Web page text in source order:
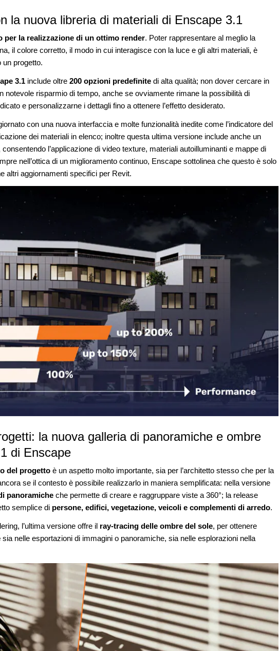
la nuova libreria di materiali di Enscape 3.1
la realizzazione di un ottimo render. Poter rappresentare al meglio la
il colore corretto, il modo in cui interagisce con la luce e gli altri materiali, è
un progetto.
3.1 include oltre 200 opzioni predefinite di alta qualità; non dover cercare in
notevole risparmio di tempo, anche se ovviamente rimane la possibilità di
e personalizzarne i dettagli fino a ottenere l’effetto desiderato.
con una nuova interfaccia e molte funzionalità inedite come l’indicatore del
dei materiali in elenco; inoltre questa ultima versione include anche un
consentendo l’applicazione di video texture, materiali autoilluminanti e mappe di
nell’ottica di un miglioramento continuo, Enscape sottolinea che questo è solo
altri aggiornamenti specifici per Revit.
la nuova galleria di panoramiche e ombre
di Enscape
del progetto è un aspetto molto importante, sia per l’architetto stesso che per la
se il contesto è possibile realizzarlo in maniera semplificata: nella versione
panoramiche che permette di creare e raggruppare viste a 360°; la release
semplice di persone, edifici, vegetazione, veicoli e complementi di arredo.
l’ultima versione offre il ray-tracing delle ombre del sole, per ottenere
sia nelle esportazioni di immagini o panoramiche, sia nelle esplorazioni nella